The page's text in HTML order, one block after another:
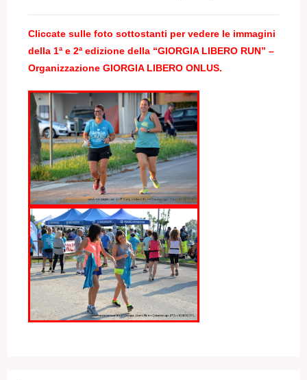
Cliccate sulle foto sottostanti per vedere le immagini
della 1ª e2ªedizione della “GIORGIA LIBERO RUN” –
Organizzazione GIORGIA LIBERO ONLUS.